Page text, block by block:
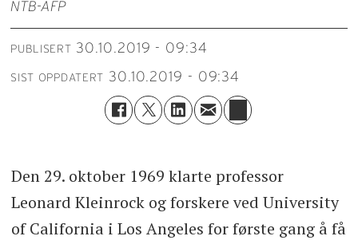
NTB-AFP
PUBLISERT 30.10.2019 - 09:34
SIST OPPDATERT 30.10.2019 - 09:34
Den 29. oktober 1969 klarte professor
Leonard Kleinrock og forskere ved University
of California i Los Angeles for første gang å få